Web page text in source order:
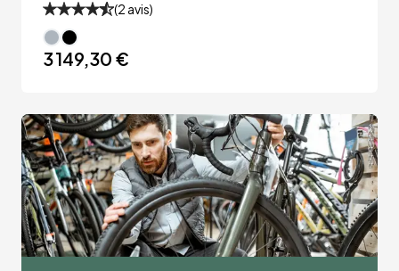
(2 avis)
3 149,30 €